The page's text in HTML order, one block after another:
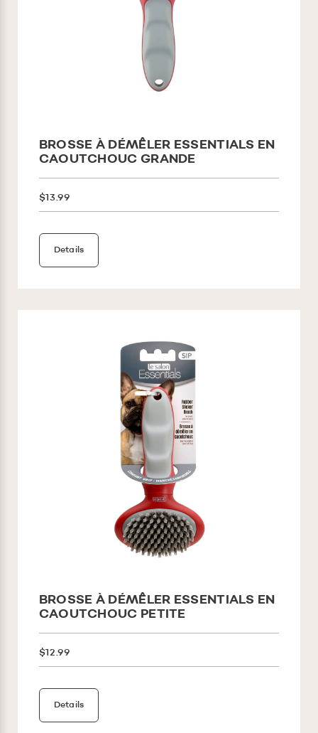
BROSSE À DÉMÊLER ESSENTIALS EN
CAOUTCHOUC GRANDE
$13.99
Details
BROSSE À DÉMÊLER ESSENTIALS EN
CAOUTCHOUC PETITE
$12.99
Details